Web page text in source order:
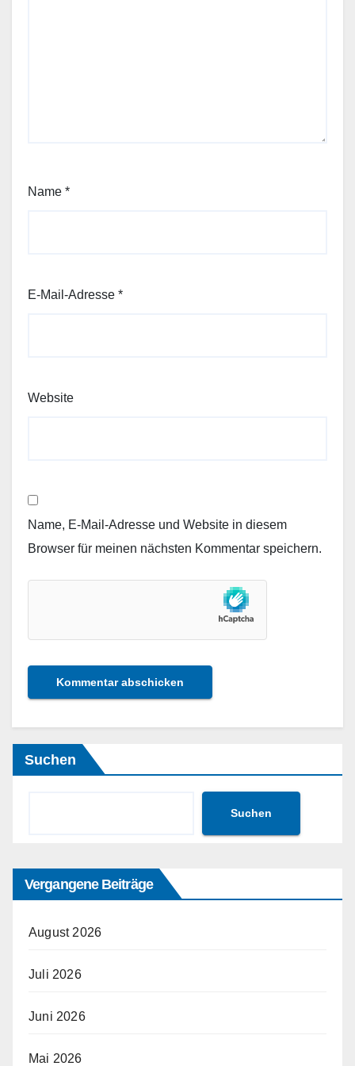
Name *
E-Mail-Adresse *
Website
Name, E-Mail-Adresse und Website in diesem
Browser für meinen nächsten Kommentar speichern.
Suchen
Suchen
Vergangene Beiträge
August 2026
Juli 2026
Juni 2026
Mai 2026